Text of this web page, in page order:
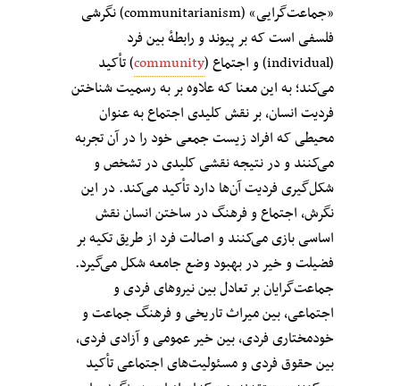
«جماعت‌گرایی» (communitarianism) نگرشی
فلسفی است که بر پیوند و رابطهٔ بین فرد
(individual) و اجتماع (
community) تأکید
می‌‌کند؛ به این معنا که علاوه بر به رسمیت شناختن
فردیت انسان، بر نقش کلیدی اجتماع به عنوان
محیطی که افراد زیست جمعی خود را در آن تجربه
می‌کنند و در نتیجه نقشی کلیدی در تشخص و
شکل‌گیری فردیت آن‌ها دارد تأکید می‌کند. در این
نگرش، اجتماع و فرهنگ در ساختن انسان نقش
اساسی بازی می‌کنند و اصالت فرد از طریق تکیه بر
فضیلت و خیر در بهبود وضع جامعه شکل می‌گیرد.
جماعت‌گرایان بر تعادل بین نیروهای فردی و
اجتماعی، بین میراث تاریخی و فرهنگ جماعت و
خودمختاری فردی، بین خیر عمومی و آزادی فردی،
بین حقوق فردی و مسئولیت‌های اجتماعی تأکید